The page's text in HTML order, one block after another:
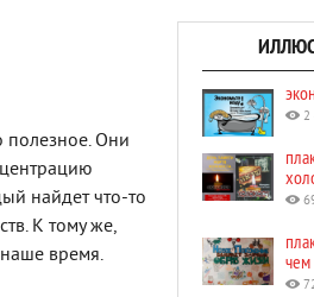
полезное. Они
найдет что-то
К тому же,
время.
2
чем